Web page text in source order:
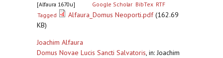
[Alfaura 1670u] Google Scholar BibTex RTF
Tagged
Alfaura_Domus Neoporti.pdf(162.69
KB)
Joachim Alfaura
Domus Novae Lucis Sancti Salvatoris, in: Joachim